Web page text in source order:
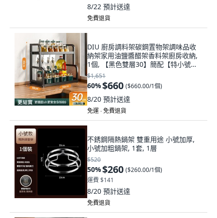
8/22 預計送達
免費退貨
DIU 廚房調料架碳鋼置物架調味品收
納架家用油鹽醬醋架香料架廚房收納,
1個, 【黑色雙層30】簡配【特小號】:
如圖, 1層
$1,651
60%$660 ($660.00/1個)
8/20 預計送達
免運 ∙ 免費退貨
不銹鋼隔熱鍋架 雙重用途 小號加厚,
小號加粗鍋架, 1套, 1層
$520
50%$260 ($260.00/1個)
運費 $141
8/20 預計送達
免費退貨